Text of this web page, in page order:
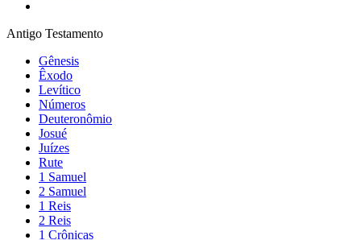
Antigo Testamento
Gênesis
Êxodo
Levítico
Números
Deuteronômio
Josué
Juízes
Rute
1 Samuel
2 Samuel
1 Reis
2 Reis
1 Crônicas